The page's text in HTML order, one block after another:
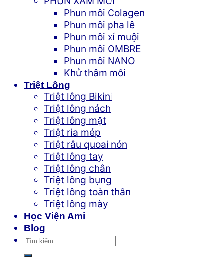
Phun môi Colagen
Phun môi pha lê
Phun môi xí muội
Phun môi OMBRE
Phun môi NANO
Khử thâm môi
Triệt Lông
Triệt lông Bikini
Triệt lông nách
Triệt lông mặt
Triệt ria mép
Triệt râu quoai nón
Triệt lông tay
Triệt lông chân
Triệt lông bụng
Triệt lông toàn thân
Triệt lông mày
Học Viện Ami
Blog